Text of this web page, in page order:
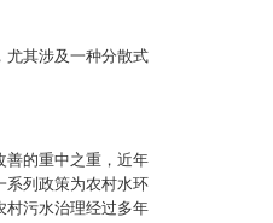
尤其涉及一种分散式
善的重中之重，近年
系列政策为农村水环
村污水治理经过多年